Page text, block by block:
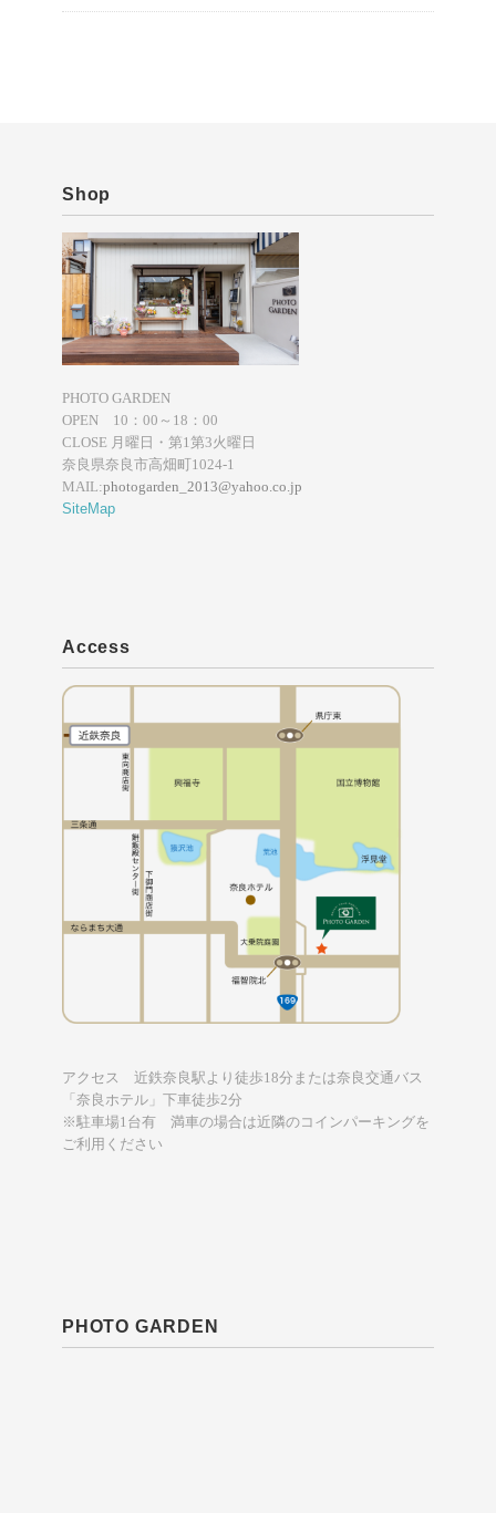
Shop
PHOTO GARDEN
OPEN 10：00～18：00
CLOSE 月曜日・第1第3火曜日
奈良県奈良市高畑町1024-1
MAIL:photogarden_2013@yahoo.co.jp
SiteMap
Access
アクセス 近鉄奈良駅より徒歩18分または奈良交通バス
「奈良ホテル」下車徒歩2分
※駐車場1台有 満車の場合は近隣のコインパーキングを
ご利用ください
PHOTO GARDEN